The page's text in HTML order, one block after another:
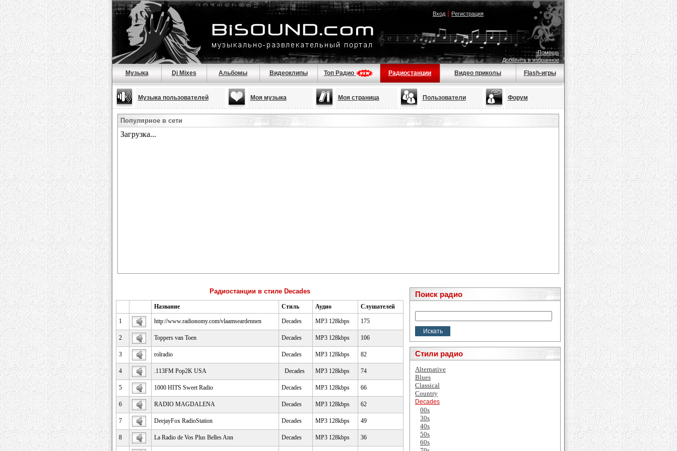
Вход| Регистрация
Помощь
Добавить в избранное
Музыка Dj Mixes Альбомы Видеоклипы Топ Радио Радиостанции Видео приколы Flash-игры
Музыка пользователей Моя музыка Моя страница Пользователи Форум
Популярное в сети
Радиостанции в стиле Decades
Название Стиль Аудио Слушателей
1 http://www.radionomy.com/vlaamseardennen Decades MP3 128kbps 175
2 Toppers van Toen Decades MP3 128kbps 106
3 rolradio Decades MP3 128kbps 82
4 .113FM Pop2K USA Decades MP3 128kbps 74
5 1000 HITS Sweet Radio Decades MP3 128kbps 66
6 RADIO MAGDALENA Decades MP3 128kbps 62
7 DeejayFox RadioStation Decades MP3 128kbps 49
8 La Radio de Vos Plus Belles Ann Decades MP3 128kbps 36
Поиск радио
Стили радио
Alternative
Blues
Classical
Country
Decades
00s
30s
40s
50s
60s